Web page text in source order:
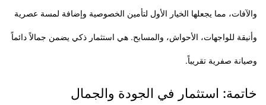
والآفات، مما يجعلها الخيار الأول لتأمين الخصوصية وإضافة لمسة عصرية
وأنيقة للواجهات، الأحواش، والمسابح. هي استثمار ذكي يضمن جمالاً دائماً
وصيانة صفرية تقريباً.
​خاتمة: استثمار في الجودة والجمال